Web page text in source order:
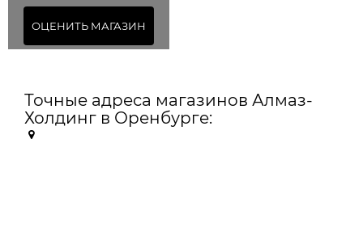
ОЦЕНИТЬ МАГАЗИН
Точные адреса магазинов Алмаз-
Холдинг в Оренбурге: